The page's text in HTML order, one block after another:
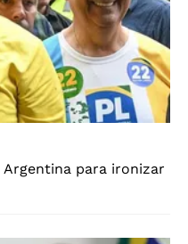
para ironizar